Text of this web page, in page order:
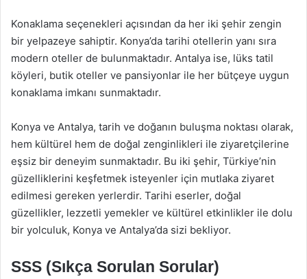
Konaklama seçenekleri açısından da her iki şehir zengin
bir yelpazeye sahiptir. Konya’da tarihi otellerin yanı sıra
modern oteller de bulunmaktadır. Antalya ise, lüks tatil
köyleri, butik oteller ve pansiyonlar ile her bütçeye uygun
konaklama imkanı sunmaktadır.
Konya ve Antalya, tarih ve doğanın buluşma noktası olarak,
hem kültürel hem de doğal zenginlikleri ile ziyaretçilerine
eşsiz bir deneyim sunmaktadır. Bu iki şehir, Türkiye’nin
güzelliklerini keşfetmek isteyenler için mutlaka ziyaret
edilmesi gereken yerlerdir. Tarihi eserler, doğal
güzellikler, lezzetli yemekler ve kültürel etkinlikler ile dolu
bir yolculuk, Konya ve Antalya’da sizi bekliyor.
SSS (Sıkça Sorulan Sorular)